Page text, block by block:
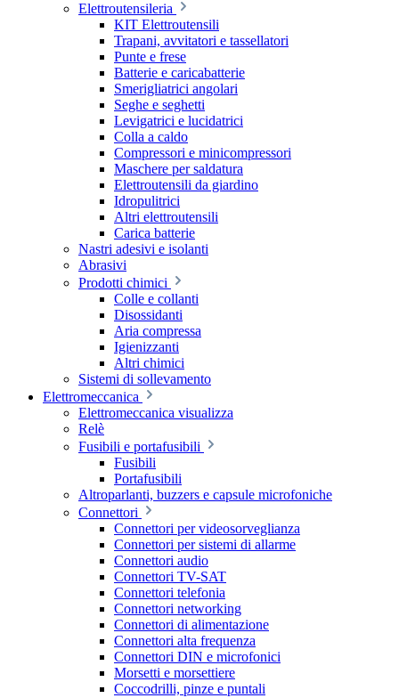
Elettroutensileria
KIT Elettroutensili
Trapani, avvitatori e tassellatori
Punte e frese
Batterie e caricabatterie
Smerigliatrici angolari
Seghe e seghetti
Levigatrici e lucidatrici
Colla a caldo
Compressori e minicompressori
Maschere per saldatura
Elettroutensili da giardino
Idropulitrici
Altri elettroutensili
Carica batterie
Nastri adesivi e isolanti
Abrasivi
Prodotti chimici
Colle e collanti
Disossidanti
Aria compressa
Igienizzanti
Altri chimici
Sistemi di sollevamento
Elettromeccanica
Elettromeccanica visualizza
Relè
Fusibili e portafusibili
Fusibili
Portafusibili
Altroparlanti, buzzers e capsule microfoniche
Connettori
Connettori per videosorveglianza
Connettori per sistemi di allarme
Connettori audio
Connettori TV-SAT
Connettori telefonia
Connettori networking
Connettori di alimentazione
Connettori alta frequenza
Connettori DIN e microfonici
Morsetti e morsettiere
Coccodrilli, pinze e puntali